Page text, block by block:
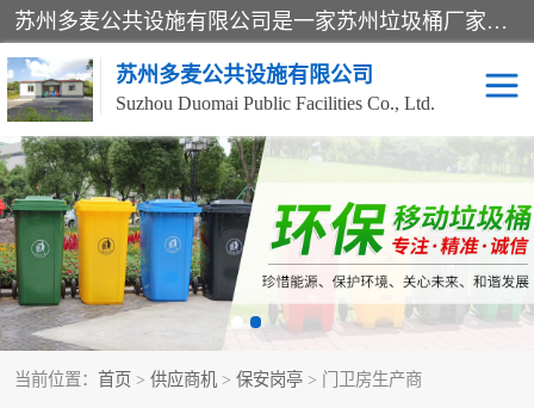
苏州多麦公共设施有限公司是一家苏州垃圾桶厂家，主营：塑料垃圾桶、分类果皮箱、户外园林椅、保安岗亭等产品厂家。全国统一热线电话：17105580222。公司组建完善的团队。设计人员，能根据客户要求，提供适合的设计方案，来满足客户的需求。
苏州多麦公共设施有限公司
Suzhou Duomai Public Facilities Co., Ltd.
当前位置： 首页 > 供应商机 > 保安岗亭 > 门卫房生产商
办公室脚踩垃圾桶 保安岗亭
分类果皮箱 公园椅
垃圾分类房 塑料垃圾桶
防疫岗亭 吸烟岗亭